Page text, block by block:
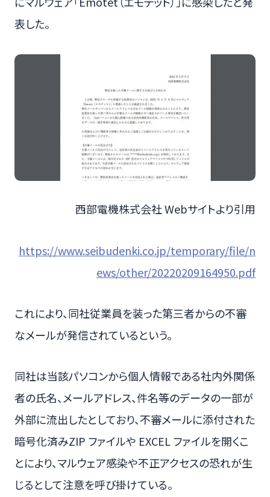
表した。
西部電機株式会社 Webサイトより引用
https://www.seibudenki.co.jp/temporary/file/n
ews/other/20220209164950.pdf
これにより、同社従業員を装った第三者からの不審
なメールが発信されているという。
同社は当該パソコンから個人情報である社内外関係
者の氏名、メールアドレス、件名等のデータの一部が
外部に流出したとしており、不審メールに添付された
暗号化済みZIP ファイルや EXCEL ファイルを開くこ
とにより、マルウェア感染や不正アクセスの恐れが生
じるとして注意を呼び掛けている。